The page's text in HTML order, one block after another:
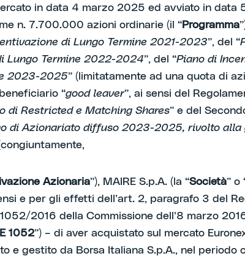
in data 4 marzo 2025 ed avviato in data
n. 7.700.000 azioni ordinarie (il “Programma
di Lungo Termine 2021-2023”, del “
Lungo Termine 2022-2024”, del “Piano di
2023-2025” (limitatamente ad una quota di
“good leaver”, ai sensi del
di Restricted e Matching Shares” e del
di Azionariato diffuso 2023-2025, rivolto alla
Azionaria”), MAIRE S.p.A. (la “Società” o
e per gli effetti dell’art. 2, paragrafo 3 del
1052/2016 della Commissione dell’8 marzo
1052”) – di aver acquistato sul mercato
e gestito da Borsa Italiana S.p.A., nel periodo